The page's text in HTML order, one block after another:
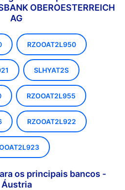
OBEROESTERREICH
AG
RZOOAT2L950
SLHYAT2S
RZOOAT2L955
RZOOAT2L922
os principais bancos -
Áustria